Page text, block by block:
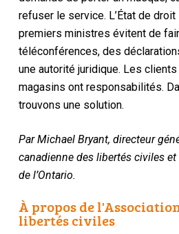
refuser le service. L’État de
premiers ministres évitent de
téléconférences, des
une autorité juridique. Les clients
magasins ont responsabilités.
trouvons une solution.
Par Michael Bryant, directeur
canadienne des libertés civiles
de l’Ontario.
À propos de
libertés civiles